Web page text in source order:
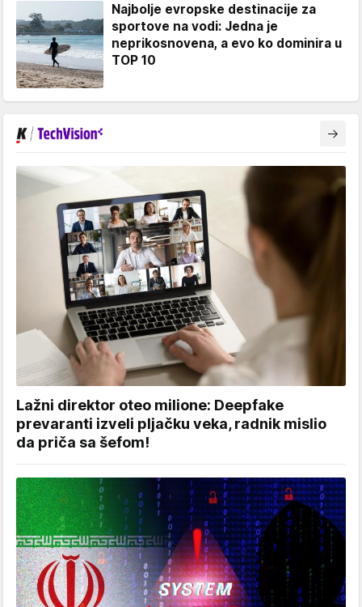
Najbolje evropske destinacije za
sportove na vodi: Jedna je
neprikosnovena, a evo ko dominira u
TOP 10
Lažni direktor oteo milione: Deepfake
prevaranti izveli pljačku veka, radnik mislio
da priča sa šefom!